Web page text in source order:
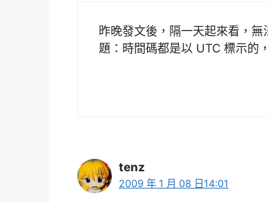
昨晚發文後，隔一天起來看，
題：時間碼都是以 UTC 標示的
tenz
2009 年 1 月 08 日14:01